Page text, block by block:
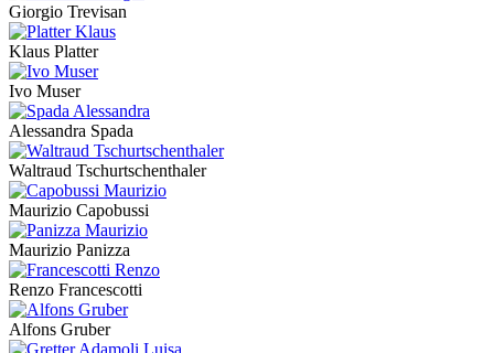
Giorgio Trevisan
Klaus Platter
Ivo Muser
Alessandra Spada
Waltraud Tschurtschenthaler
Maurizio Capobussi
Maurizio Panizza
Renzo Francescotti
Alfons Gruber